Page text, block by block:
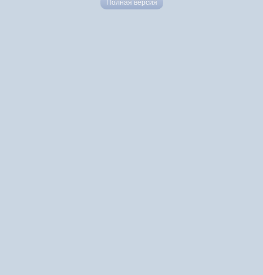
Полная версия